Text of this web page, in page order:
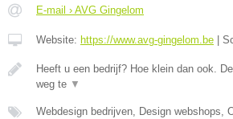
E-mail › AVG Gingelom
Website: https://www.avg-gingelom.be |
Heeft u een bedrijf? Hoe klein dan ook.
weg te ▼
Webdesign bedrijven, Design webshops,